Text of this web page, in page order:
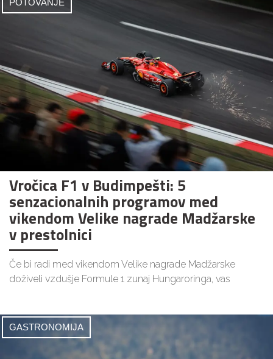
Vročica F1 v Budimpešti: 5
senzacionalnih programov med
vikendom Velike nagrade Madžarske
v prestolnici
Če bi radi med vikendom Velike nagrade Madžarske
doživeli vzdušje Formule 1 zunaj Hungaroringa, vas
GASTRONOMIJA